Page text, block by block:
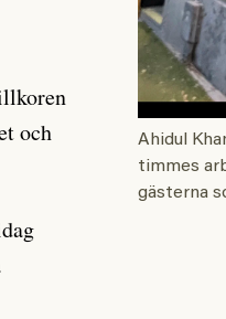
Ahidul
timmes
gästerna
och